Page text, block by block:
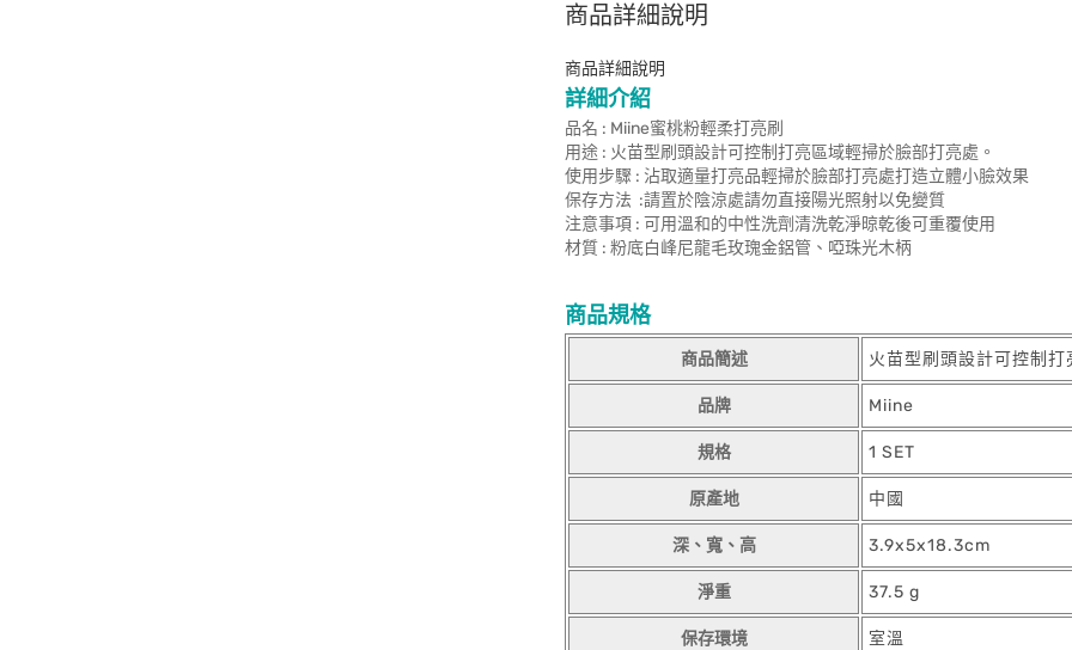
商品詳細說明
商品詳細說明
詳細介紹
品名 : Miine蜜桃粉輕柔打亮刷
用途 : 火苗型刷頭設計可控制打亮區域輕掃於臉部打亮處。
使用步驟 : 沾取適量打亮品輕掃於臉部打亮處打造立體小臉效果
保存方法 :請置於陰涼處請勿直接陽光照射以免變質
注意事項 : 可用溫和的中性洗劑清洗乾淨晾乾後可重覆使用
材質 : 粉底白峰尼龍毛玫瑰金鋁管、啞珠光木柄
商品規格
商品簡述 火苗型刷頭設計可控制打
品牌 Miine
規格 1 SET
原產地 中國
深、寬、高 3.9x5x18.3cm
淨重 37.5 g
保存環境 室溫